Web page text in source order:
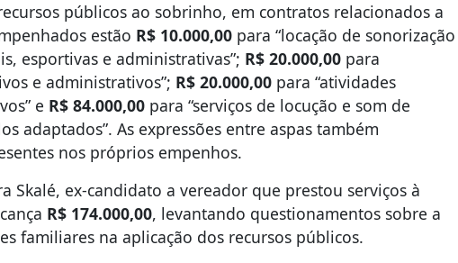
públicos ao sobrinho, em contratos relacionados a
estão R$ 10.000,00 para “locação de sonorização
esportivas e administrativas”; R$ 20.000,00 para
e administrativos”; R$ 20.000,00 para “atividades
e R$ 84.000,00 para “serviços de locução e som de
adaptados”. As expressões entre aspas também
nos próprios empenhos.
Skalé, ex-candidato a vereador que prestou serviços à
R$ 174.000,00, levantando questionamentos sobre a
familiares na aplicação dos recursos públicos.